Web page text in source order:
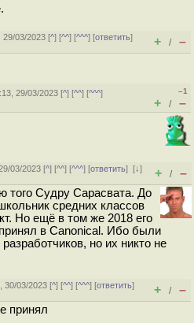
29/03/2023 [^] [^^] [^^^] [ответить]
+ / –
29/03/2023 [^] [^^] [^^^]
–1
+ / –
03/2023 [^] [^^] [^^^] [ответить][↓]
+ / –
того Судру Сарасвата. До
средних классов
Но ещё в том же 2018 его
в Canonical. Ибо были
но их никто не
30/03/2023 [^] [^^] [^^^] [ответить]
+ / –
принял